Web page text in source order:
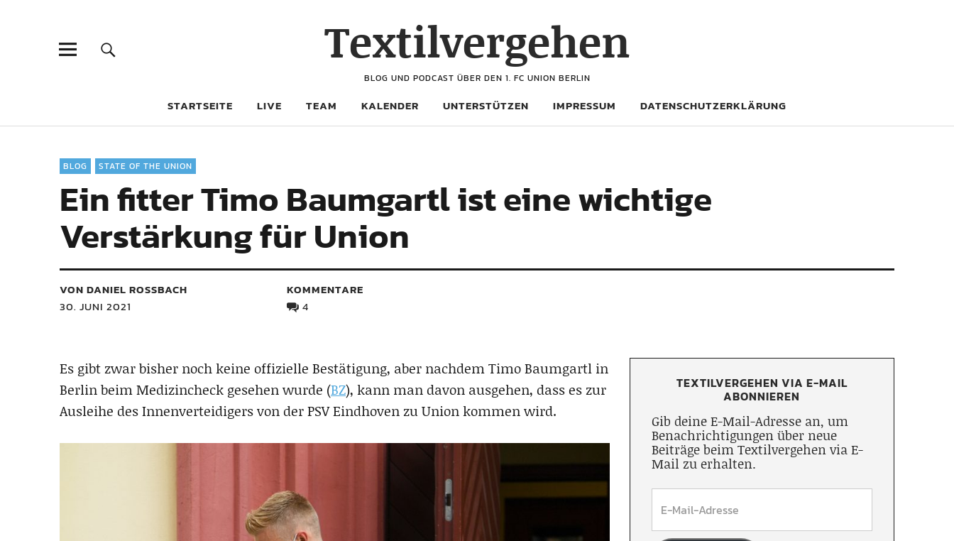
Textilvergehen
BLOG UND PODCAST ÜBER DEN 1. FC UNION BERLIN
STARTSEITE LIVE TEAM KALENDER UNTERSTÜTZEN IMPRESSUM DATENSCHUTZERKLÄRUNG
BLOG STATE OF THE UNION
Ein fitter Timo Baumgartl ist eine wichtige
Verstärkung für Union
VON DANIEL ROSSBACH
30. JUNI 2021
KOMMENTARE
4
Es gibt zwar bisher noch keine offizielle Bestätigung, aber nachdem Timo Baumgartl in
Berlin beim Medizincheck gesehen wurde (BZ), kann man davon ausgehen, dass es zur
Ausleihe des Innenverteidigers von der PSV Eindhoven zu Union kommen wird.
TEXTILVERGEHEN VIA E-MAIL
ABONNIEREN
Gib deine E-Mail-Adresse an, um
Benachrichtigungen über neue
Beiträge beim Textilvergehen via E-
Mail zu erhalten.